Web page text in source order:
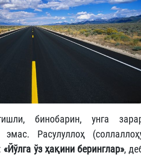
бинобарин, унга
Расулуллоҳ
«Йўлга ўз ҳақини беринг­лар»,